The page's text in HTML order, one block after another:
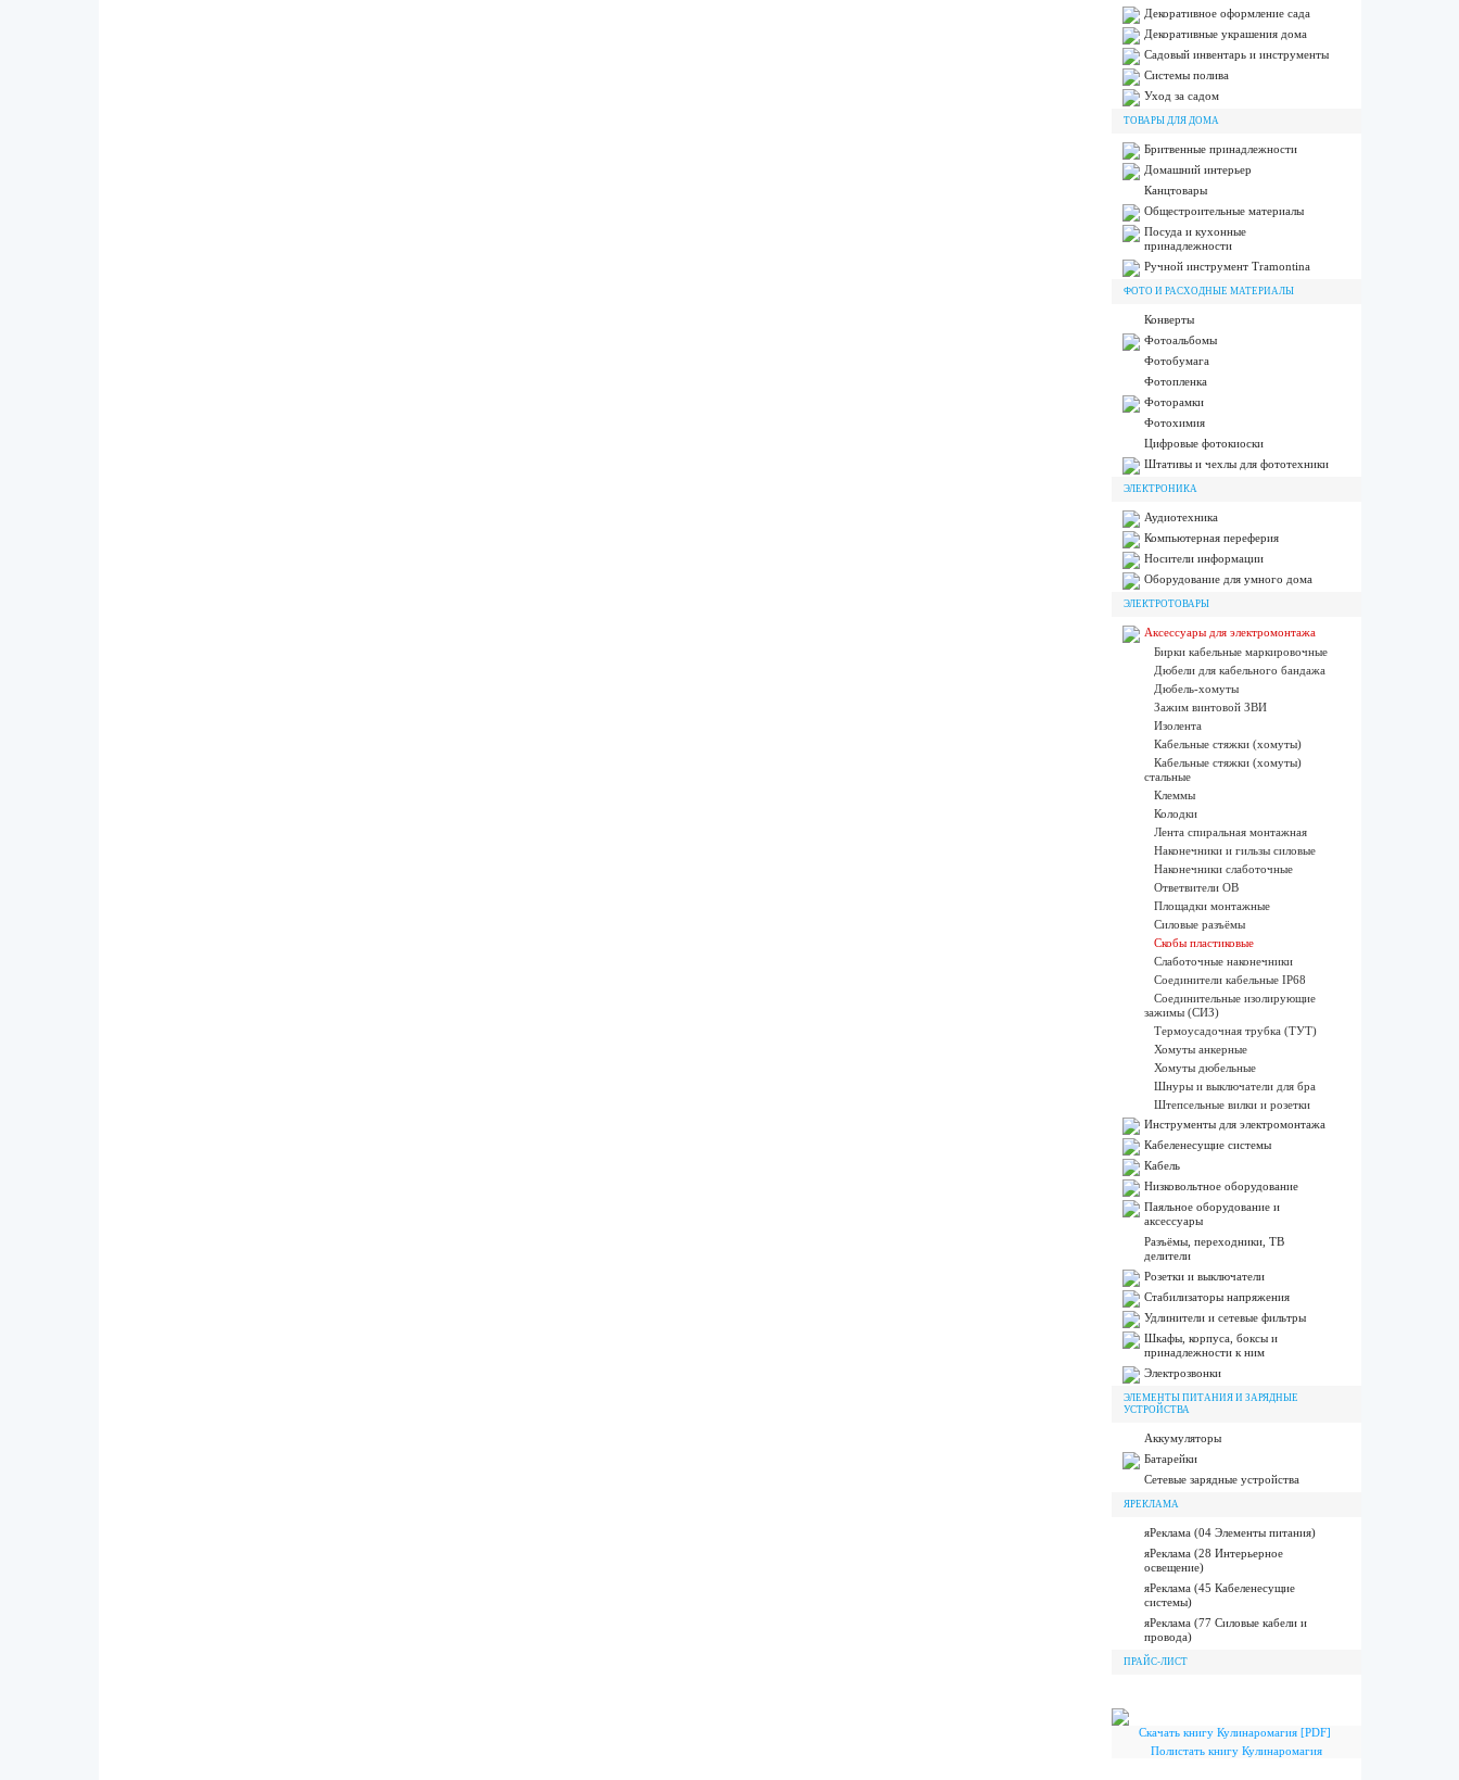
Декоративное оформление сада
Декоративные украшения дома
Садовый инвентарь и инструменты
Системы полива
Уход за садом
ТОВАРЫ ДЛЯ ДОМА
Бритвенные принадлежности
Домашний интерьер
Канцтовары
Общестроительные материалы
Посуда и кухонные
принадлежности
Ручной инструмент Tramontina
ФОТО И РАСХОДНЫЕ МАТЕРИАЛЫ
Конверты
Фотоальбомы
Фотобумага
Фотопленка
Фоторамки
Фотохимия
Цифровые фотокиоски
Штативы и чехлы для фототехники
ЭЛЕКТРОНИКА
Аудиотехника
Компьютерная переферия
Носители информации
Оборудование для умного дома
ЭЛЕКТРОТОВАРЫ
Аксессуары для электромонтажа
Бирки кабельные маркировочные
Дюбели для кабельного бандажа
Дюбель-хомуты
Зажим винтовой ЗВИ
Изолента
Кабельные стяжки (хомуты)
Кабельные стяжки (хомуты)
стальные
Клеммы
Колодки
Лента спиральная монтажная
Наконечники и гильзы силовые
Наконечники слаботочные
Ответвители ОВ
Площадки монтажные
Силовые разъёмы
Скобы пластиковые
Слаботочные наконечники
Соединители кабельные IP68
Соединительные изолирующие
зажимы (СИЗ)
Термоусадочная трубка (ТУТ)
Хомуты анкерные
Хомуты дюбельные
Шнуры и выключатели для бра
Штепсельные вилки и розетки
Инструменты для электромонтажа
Кабеленесущие системы
Кабель
Низковольтное оборудование
Паяльное оборудование и
аксессуары
Разъёмы, переходники, ТВ
делители
Розетки и выключатели
Стабилизаторы напряжения
Удлинители и сетевые фильтры
Шкафы, корпуса, боксы и
принадлежности к ним
Электрозвонки
ЭЛЕМЕНТЫ ПИТАНИЯ И ЗАРЯДНЫЕ
УСТРОЙСТВА
Аккумуляторы
Батарейки
Сетевые зарядные устройства
ЯРЕКЛАМА
яРеклама (04 Элементы питания)
яРеклама (28 Интерьерное
освещение)
яРеклама (45 Кабеленесущие
системы)
яРеклама (77 Силовые кабели и
провода)
ПРАЙС-ЛИСТ
Скачать книгу Кулинаромагия [PDF]
Полистать книгу Кулинаромагия